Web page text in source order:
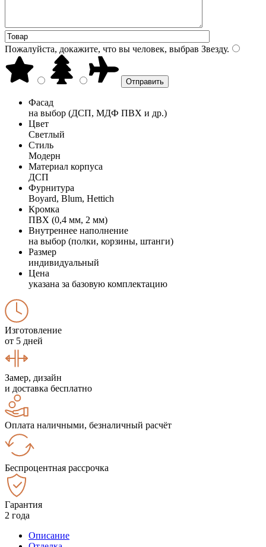
Пожалуйста, докажите, что вы человек, выбрав Звезду.
Фасад
на выбор (ДСП, МДФ ПВХ и др.)
Цвет
Светлый
Стиль
Модерн
Материал корпуса
ДСП
Фурнитура
Boyard, Blum, Hettich
Кромка
ПВХ (0,4 мм, 2 мм)
Внутреннее наполнение
на выбор (полки, корзины, штанги)
Размер
индивидуальный
Цена
указана за базовую комплектацию
Изготовление
от 5 дней
Замер, дизайн
и доставка бесплатно
Оплата наличными, безналичный расчёт
Беспроцентная рассрочка
Гарантия
2 года
Описание